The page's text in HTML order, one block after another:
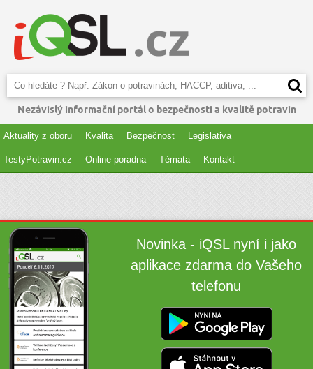
Nezávislý informační portál o bezpečnosti a kvalitě potravin
Aktuality z oboru Kvalita Bezpečnost Legislativa
TestyPotravin.cz Online poradna Témata Kontakt
Novinka - iQSL nyní i jako
aplikace zdarma do Vašeho
telefonu